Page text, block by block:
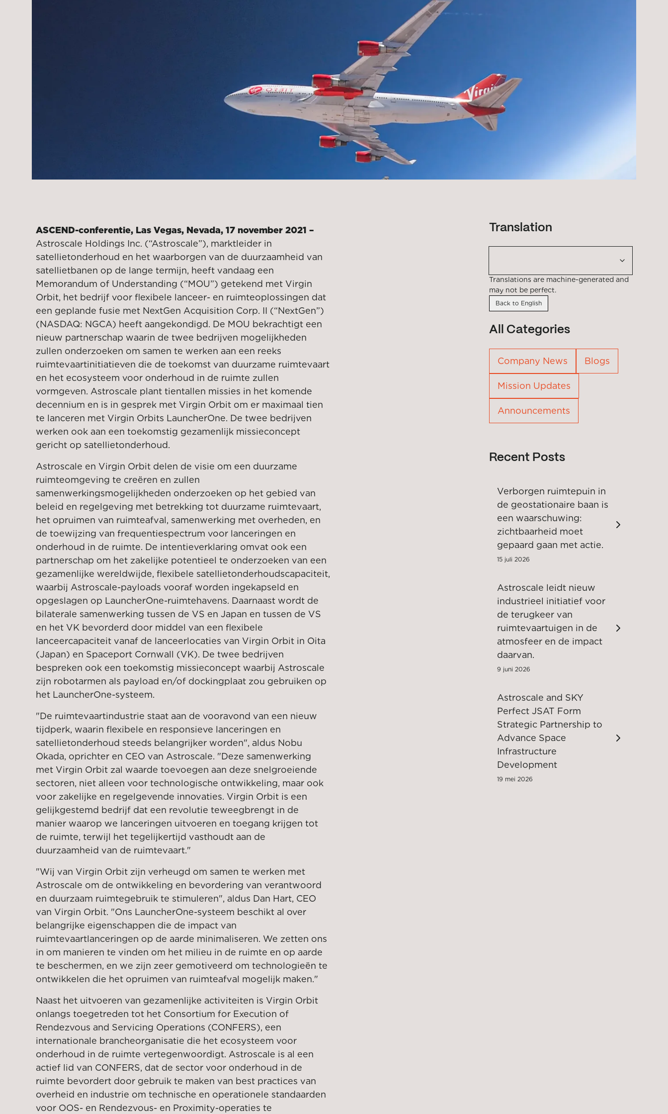
ASCEND-conferentie, Las Vegas, Nevada, 17 november 2021 –
Astroscale Holdings Inc. (“Astroscale”), marktleider in
satellietonderhoud en het waarborgen van de duurzaamheid van
satellietbanen op de lange termijn, heeft vandaag een
Memorandum of Understanding (“MOU”) getekend met Virgin
Orbit, het bedrijf voor flexibele lanceer- en ruimteoplossingen dat
een geplande fusie met NextGen Acquisition Corp. II (“NextGen”)
(NASDAQ: NGCA) heeft aangekondigd. De MOU bekrachtigt een
nieuw partnerschap waarin de twee bedrijven mogelijkheden
zullen onderzoeken om samen te werken aan een reeks
ruimtevaartinitiatieven die de toekomst van duurzame ruimtevaart
en het ecosysteem voor onderhoud in de ruimte zullen
vormgeven. Astroscale plant tientallen missies in het komende
decennium en is in gesprek met Virgin Orbit om er maximaal tien
te lanceren met Virgin Orbits LauncherOne. De twee bedrijven
werken ook aan een toekomstig gezamenlijk missieconcept
gericht op satellietonderhoud.
Astroscale en Virgin Orbit delen de visie om een duurzame
ruimteomgeving te creëren en zullen
samenwerkingsmogelijkheden onderzoeken op het gebied van
beleid en regelgeving met betrekking tot duurzame ruimtevaart,
het opruimen van ruimteafval, samenwerking met overheden, en
de toewijzing van frequentiespectrum voor lanceringen en
onderhoud in de ruimte. De intentieverklaring omvat ook een
partnerschap om het zakelijke potentieel te onderzoeken van een
gezamenlijke wereldwijde, flexibele satellietonderhoudscapaciteit,
waarbij Astroscale-payloads vooraf worden ingekapseld en
opgeslagen op LauncherOne-ruimtehavens. Daarnaast wordt de
bilaterale samenwerking tussen de VS en Japan en tussen de VS
en het VK bevorderd door middel van een flexibele
lanceercapaciteit vanaf de lanceerlocaties van Virgin Orbit in Oita
(Japan) en Spaceport Cornwall (VK). De twee bedrijven
bespreken ook een toekomstig missieconcept waarbij Astroscale
zijn robotarmen als payload en/of dockingplaat zou gebruiken op
het LauncherOne-systeem.
"De ruimtevaartindustrie staat aan de vooravond van een nieuw
tijdperk, waarin flexibele en responsieve lanceringen en
satellietonderhoud steeds belangrijker worden", aldus Nobu
Okada, oprichter en CEO van Astroscale. "Deze samenwerking
met Virgin Orbit zal waarde toevoegen aan deze snelgroeiende
sectoren, niet alleen voor technologische ontwikkeling, maar ook
voor zakelijke en regelgevende innovaties. Virgin Orbit is een
gelijkgestemd bedrijf dat een revolutie teweegbrengt in de
manier waarop we lanceringen uitvoeren en toegang krijgen tot
de ruimte, terwijl het tegelijkertijd vasthoudt aan de
duurzaamheid van de ruimtevaart."
"Wij van Virgin Orbit zijn verheugd om samen te werken met
Astroscale om de ontwikkeling en bevordering van verantwoord
en duurzaam ruimtegebruik te stimuleren", aldus Dan Hart, CEO
van Virgin Orbit. "Ons LauncherOne-systeem beschikt al over
belangrijke eigenschappen die de impact van
ruimtevaartlanceringen op de aarde minimaliseren. We zetten ons
in om manieren te vinden om het milieu in de ruimte en op aarde
te beschermen, en we zijn zeer gemotiveerd om technologieën te
ontwikkelen die het opruimen van ruimteafval mogelijk maken."
Naast het uitvoeren van gezamenlijke activiteiten is Virgin Orbit
onlangs toegetreden tot het Consortium for Execution of
Rendezvous and Servicing Operations (CONFERS), een
internationale brancheorganisatie die het ecosysteem voor
onderhoud in de ruimte vertegenwoordigt. Astroscale is al een
actief lid van CONFERS, dat de sector voor onderhoud in de
ruimte bevordert door gebruik te maken van best practices van
overheid en industrie om technische en operationele standaarden
voor OOS- en Rendezvous- en Proximity-operaties te
Translation
Translations are machine-generated and
may not be perfect.
Back to English
All Categories
Company News Blogs
Mission Updates
Announcements
Recent Posts
Verborgen ruimtepuin in
de geostationaire baan is
een waarschuwing:
zichtbaarheid moet
gepaard gaan met actie.
15 juli 2026
Astroscale leidt nieuw
industrieel initiatief voor
de terugkeer van
ruimtevaartuigen in de
atmosfeer en de impact
daarvan.
9 juni 2026
Astroscale and SKY
Perfect JSAT Form
Strategic Partnership to
Advance Space
Infrastructure
Development
19 mei 2026